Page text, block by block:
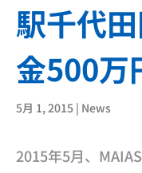
駅千代
金500万
5月 1, 2015 | News
2015年5月、